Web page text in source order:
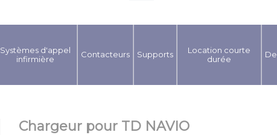
Systèmes d'appel
infirmière
Contacteurs Supports
Location courte
durée
Chargeur pour TD NAVIO